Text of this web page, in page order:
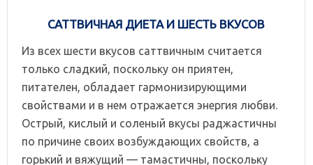
САТТВИЧНАЯ ДИЕТА И ШЕСТЬ ВКУСОВ
Из всех шести вкусов саттвичным считается
только сладкий, поскольку он приятен,
питателен, обладает гармонизирующими
свойствами и в нем отражается энергия любви.
Острый, кислый и соленый вкусы раджастичны
по причине своих возбуждающих свойств, а
горький и вяжущий — тамастичны, поскольку